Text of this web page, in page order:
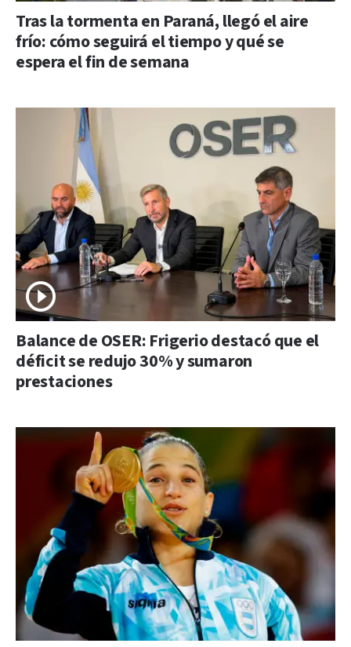
Tras la tormenta en Paraná, llegó el aire
frío: cómo seguirá el tiempo y qué se
espera el fin de semana
Balance de OSER: Frigerio destacó que el
déficit se redujo 30% y sumaron
prestaciones